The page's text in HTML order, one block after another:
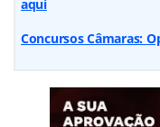
aqui
Concursos Câmaras: